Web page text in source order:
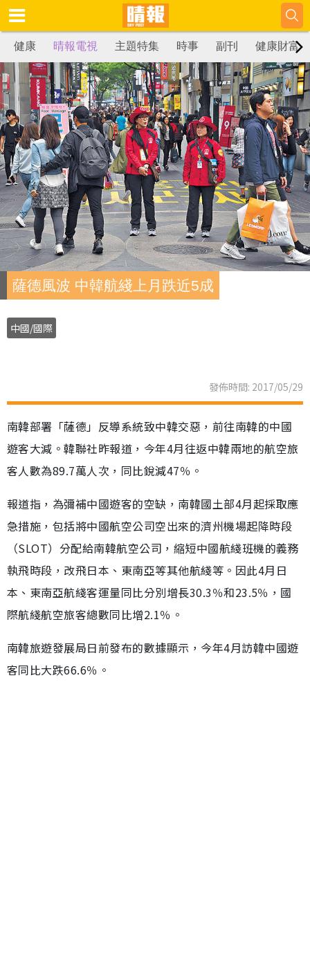
健康 晴報電視 主題特集 時事 副刊 健康財富
薩德風波 中韓航綫上月跌近5成
中國/國際
發佈時間: 2017/05/29
南韓部署「薩德」反導系統致中韓交惡，前往南韓的中國
遊客大減。韓聯社昨報道，今年4月往返中韓兩地的航空旅
客人數為89.7萬人次，同比銳減47％。
報道指，為彌補中國遊客的空缺，南韓國土部4月起採取應
急措施，包括將中國航空公司空出來的濟州機場起降時段
（SLOT）分配給南韓航空公司，縮短中國航綫班機的義務
執飛時段，改飛日本、東南亞等其他航綫等。因此4月日
本、東南亞航綫客運量同比分別增長30.3％和23.5％，國
際航綫航空旅客總數同比增2.1％。
南韓旅遊發展局日前發布的數據顯示，今年4月訪韓中國遊
客同比大跌66.6％。